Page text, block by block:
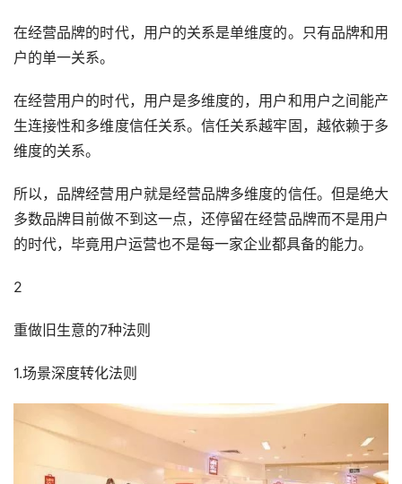
在经营品牌的时代，用户的关系是单维度的。只有品牌和用
户的单一关系。
在经营用户的时代，用户是多维度的，用户和用户之间能产
生连接性和多维度信任关系。信任关系越牢固，越依赖于多
维度的关系。
所以，品牌经营用户就是经营品牌多维度的信任。但是绝大
多数品牌目前做不到这一点，还停留在经营品牌而不是用户
的时代，毕竟用户运营也不是每一家企业都具备的能力。
2
重做旧生意的7种法则
1.场景深度转化法则